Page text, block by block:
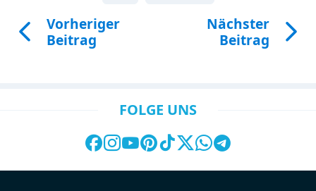
Vorheriger
Beitrag
Nächster
Beitrag
FOLGE UNS